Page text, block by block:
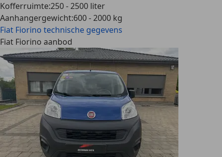
Kofferruimte:250 - 2500 liter
Aanhangergewicht:600 - 2000 kg
Fiat Fiorino technische gegevens
Fiat Fiorino aanbod